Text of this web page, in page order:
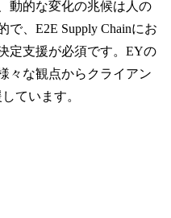
動的な変化の兆候は人の
、E2E Supply Chainにお
定支援が必須です。EYの
々な観点からクライアン
ています。